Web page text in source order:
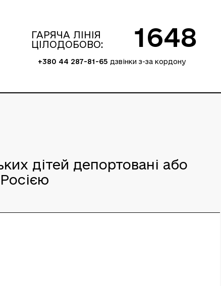
ГАРЯЧА ЛІНІЯ
ЦІЛОДОБОВО:
1648
+380 44 287-81-65 дзвінки з-за кордону
дітей депортовані або